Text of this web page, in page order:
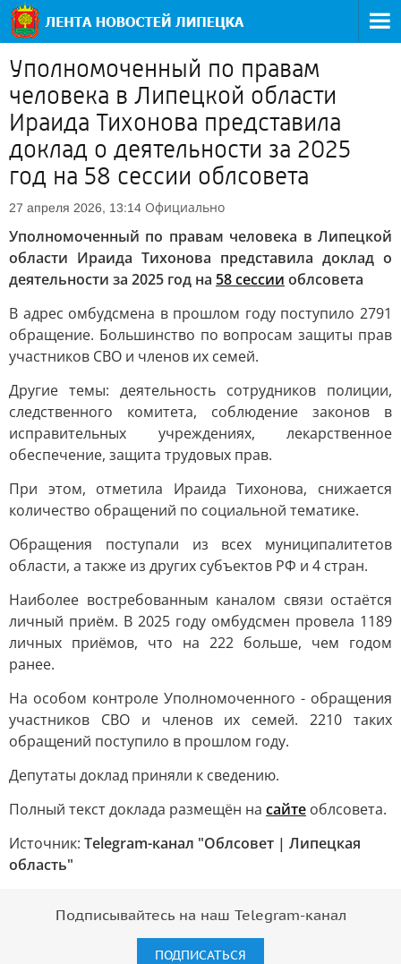
Уполномоченный по правам
человека в Липецкой области
Ираида Тихонова представила
доклад о деятельности за 2025
год на 58 сессии облсовета
27 апреля 2026, 13:14 Официально
Уполномоченный по правам человека в Липецкой
области Ираида Тихонова представила доклад о
деятельности за 2025 год на 58 сессии облсовета
В адрес омбудсмена в прошлом году поступило 2791
обращение. Большинство по вопросам защиты прав
участников СВО и членов их семей.
Другие темы: деятельность сотрудников полиции,
следственного комитета, соблюдение законов в
исправительных учреждениях, лекарственное
обеспечение, защита трудовых прав.
При этом, отметила Ираида Тихонова, снижается
количество обращений по социальной тематике.
Обращения поступали из всех муниципалитетов
области, а также из других субъектов РФ и 4 стран.
Наиболее востребованным каналом связи остаётся
личный приём. В 2025 году омбудсмен провела 1189
личных приёмов, что на 222 больше, чем годом
ранее.
На особом контроле Уполномоченного - обращения
участников СВО и членов их семей. 2210 таких
обращений поступило в прошлом году.
Депутаты доклад приняли к сведению.
Полный текст доклада размещён на сайте облсовета.
Источник: Telegram-канал "Облсовет | Липецкая
область"
Подписывайтесь на наш Telegram-канал
ПОДПИСАТЬСЯ